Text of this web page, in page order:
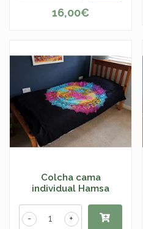
16,00€
Colcha cama
individual Hamsa
+
-